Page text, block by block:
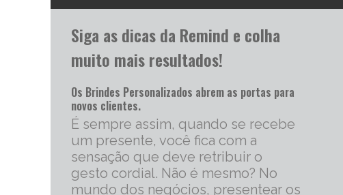
Siga as dicas da Remind e colha
muito mais resultados!
Os Brindes Personalizados abrem as portas para
novos clientes.
É sempre assim, quando se recebe
um presente, você fica com a
sensação que deve retribuir o
gesto cordial. Não é mesmo? No
mundo dos negócios, presentear os